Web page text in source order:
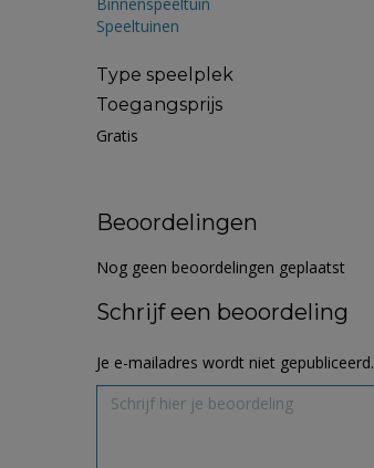
Speeltuinen
Type speelplek
Toegangsprijs
Gratis
Beoordelingen
Nog geen beoordelingen geplaatst
Schrijf een beoordeling
Je e-mailadres wordt niet gepubliceerd.